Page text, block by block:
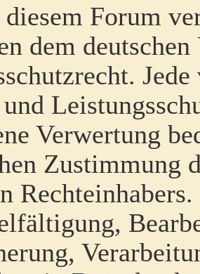
Forum
dem
Verwertung
Zustimmung